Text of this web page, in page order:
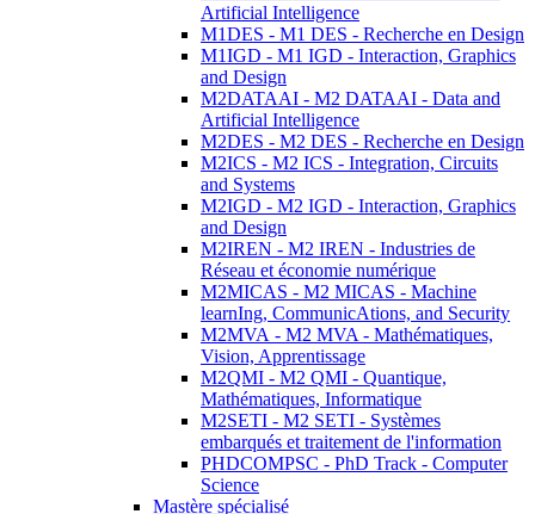
Artificial Intelligence
M1DES - M1 DES - Recherche en Design
M1IGD - M1 IGD - Interaction, Graphics
and Design
M2DATAAI - M2 DATAAI - Data and
Artificial Intelligence
M2DES - M2 DES - Recherche en Design
M2ICS - M2 ICS - Integration, Circuits
and Systems
M2IGD - M2 IGD - Interaction, Graphics
and Design
M2IREN - M2 IREN - Industries de
Réseau et économie numérique
M2MICAS - M2 MICAS - Machine
learnIng, CommunicAtions, and Security
M2MVA - M2 MVA - Mathématiques,
Vision, Apprentissage
M2QMI - M2 QMI - Quantique,
Mathématiques, Informatique
M2SETI - M2 SETI - Systèmes
embarqués et traitement de l'information
PHDCOMPSC - PhD Track - Computer
Science
Mastère spécialisé